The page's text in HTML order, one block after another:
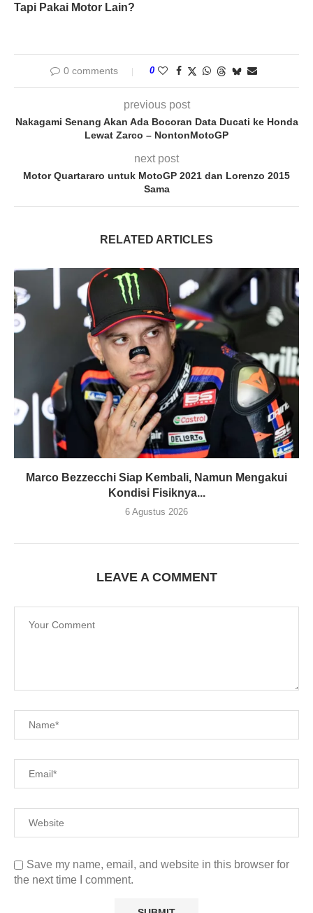
Tapi Pakai Motor Lain?
0 comments 0
previous post
Nakagami Senang Akan Ada Bocoran Data Ducati ke Honda
Lewat Zarco – NontonMotoGP
next post
Motor Quartararo untuk MotoGP 2021 dan Lorenzo 2015
Sama
RELATED ARTICLES
Marco Bezzecchi Siap Kembali, Namun Mengakui
Kondisi Fisiknya...
6 Agustus 2026
LEAVE A COMMENT
Save my name, email, and website in this browser for
the next time I comment.